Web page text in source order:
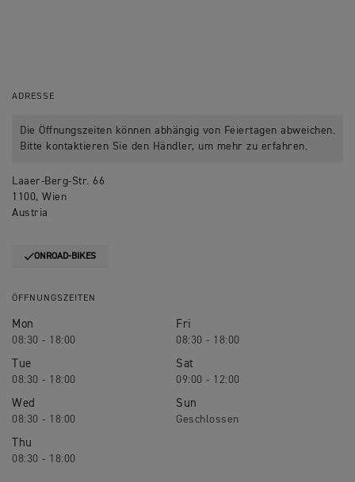
ADRESSE
Die Öffnungszeiten können abhängig von Feiertagen abweichen.
Bitte kontaktieren Sie den Händler, um mehr zu erfahren.
Laaer-Berg-Str. 66
1100, Wien
Austria
ONROAD-BIKES
ÖFFNUNGSZEITEN
Mon
08:30 - 18:00
Tue
08:30 - 18:00
Wed
08:30 - 18:00
Thu
08:30 - 18:00
Fri
08:30 - 18:00
Sat
09:00 - 12:00
Sun
Geschlossen